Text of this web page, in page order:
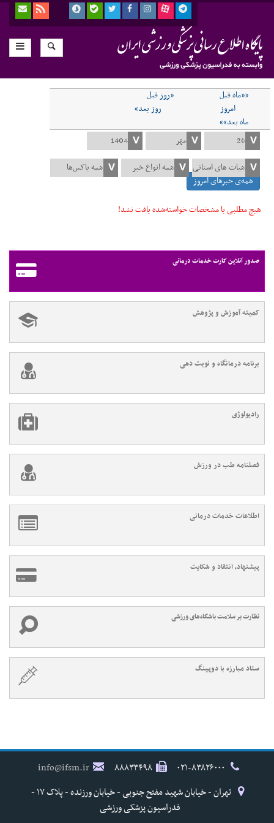
««ماه قبل
«روز قبل
امروز
روز بعد»
ماه بعد»»
همه‌ی خبرهای امروز
هیچ مطلبی با مشخصات خواسته‌شده یافت نشد!
صدور آنلاین کارت خدمات درمانی
کمیته آموزش و پژوهش
برنامه درمانگاه و نوبت دهی
رادیولوژی
فصلنامه طب در ورزش
اطلاعات خدمات درمانی
پیشنهاد، انتقاد و شکایت
نظارت بر سلامت باشگاه‌های ورزشی
ستاد مبارزه با دوپینگ
۸۸۸۳۳۴۹۸
info@ifsm.ir
تهران - خیابان شهید مفتح جنوبی - خیابان ورزنده - پلاک ۱۷ -
فدراسیون پزشکی ورزشی